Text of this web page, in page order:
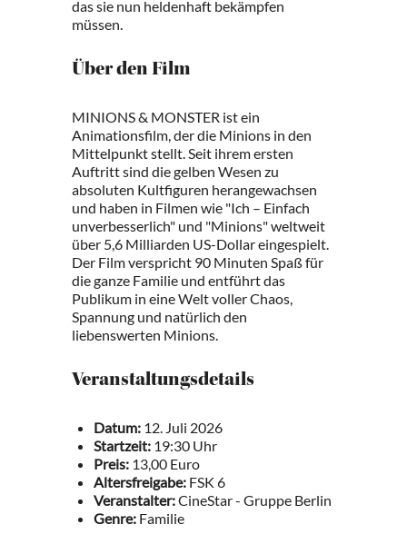
das sie nun heldenhaft bekämpfen
müssen.
Über den Film
MINIONS & MONSTER ist ein
Animationsfilm, der die Minions in den
Mittelpunkt stellt. Seit ihrem ersten
Auftritt sind die gelben Wesen zu
absoluten Kultfiguren herangewachsen
und haben in Filmen wie "Ich – Einfach
unverbesserlich" und "Minions" weltweit
über 5,6 Milliarden US-Dollar eingespielt.
Der Film verspricht 90 Minuten Spaß für
die ganze Familie und entführt das
Publikum in eine Welt voller Chaos,
Spannung und natürlich den
liebenswerten Minions.
Veranstaltungsdetails
Datum: 12. Juli 2026
Startzeit: 19:30 Uhr
Preis: 13,00 Euro
Altersfreigabe: FSK 6
Veranstalter:CineStar - Gruppe Berlin
Genre: Familie